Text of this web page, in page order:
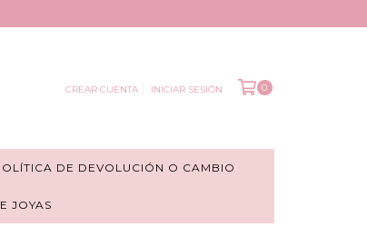
CREAR CUENTA INICIAR SESIÓN 0
DE DEVOLUCIÓN O CAMBIO
JOYAS